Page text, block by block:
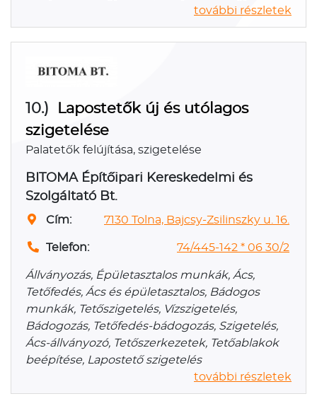
további részletek
10.)
Lapostetők új és utólagos
szigetelése
Palatetők felújítása, szigetelése
BITOMA Építőipari Kereskedelmi és
Szolgáltató Bt.
Cím: 7130 Tolna, Bajcsy-Zsilinszky u. 16.
Telefon: 74/445-142 * 06 30/2
Állványozás, Épületasztalos munkák, Ács,
Tetőfedés, Ács és épületasztalos, Bádogos
munkák, Tetőszigetelés, Vízszigetelés,
Bádogozás, Tetőfedés-bádogozás, Szigetelés,
Ács-állványozó, Tetőszerkezetek, Tetőablakok
beépítése, Lapostető szigetelés
további részletek